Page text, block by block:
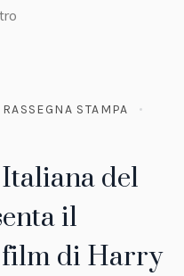
RASSEGNA STAMPA
del
il
film di Harry